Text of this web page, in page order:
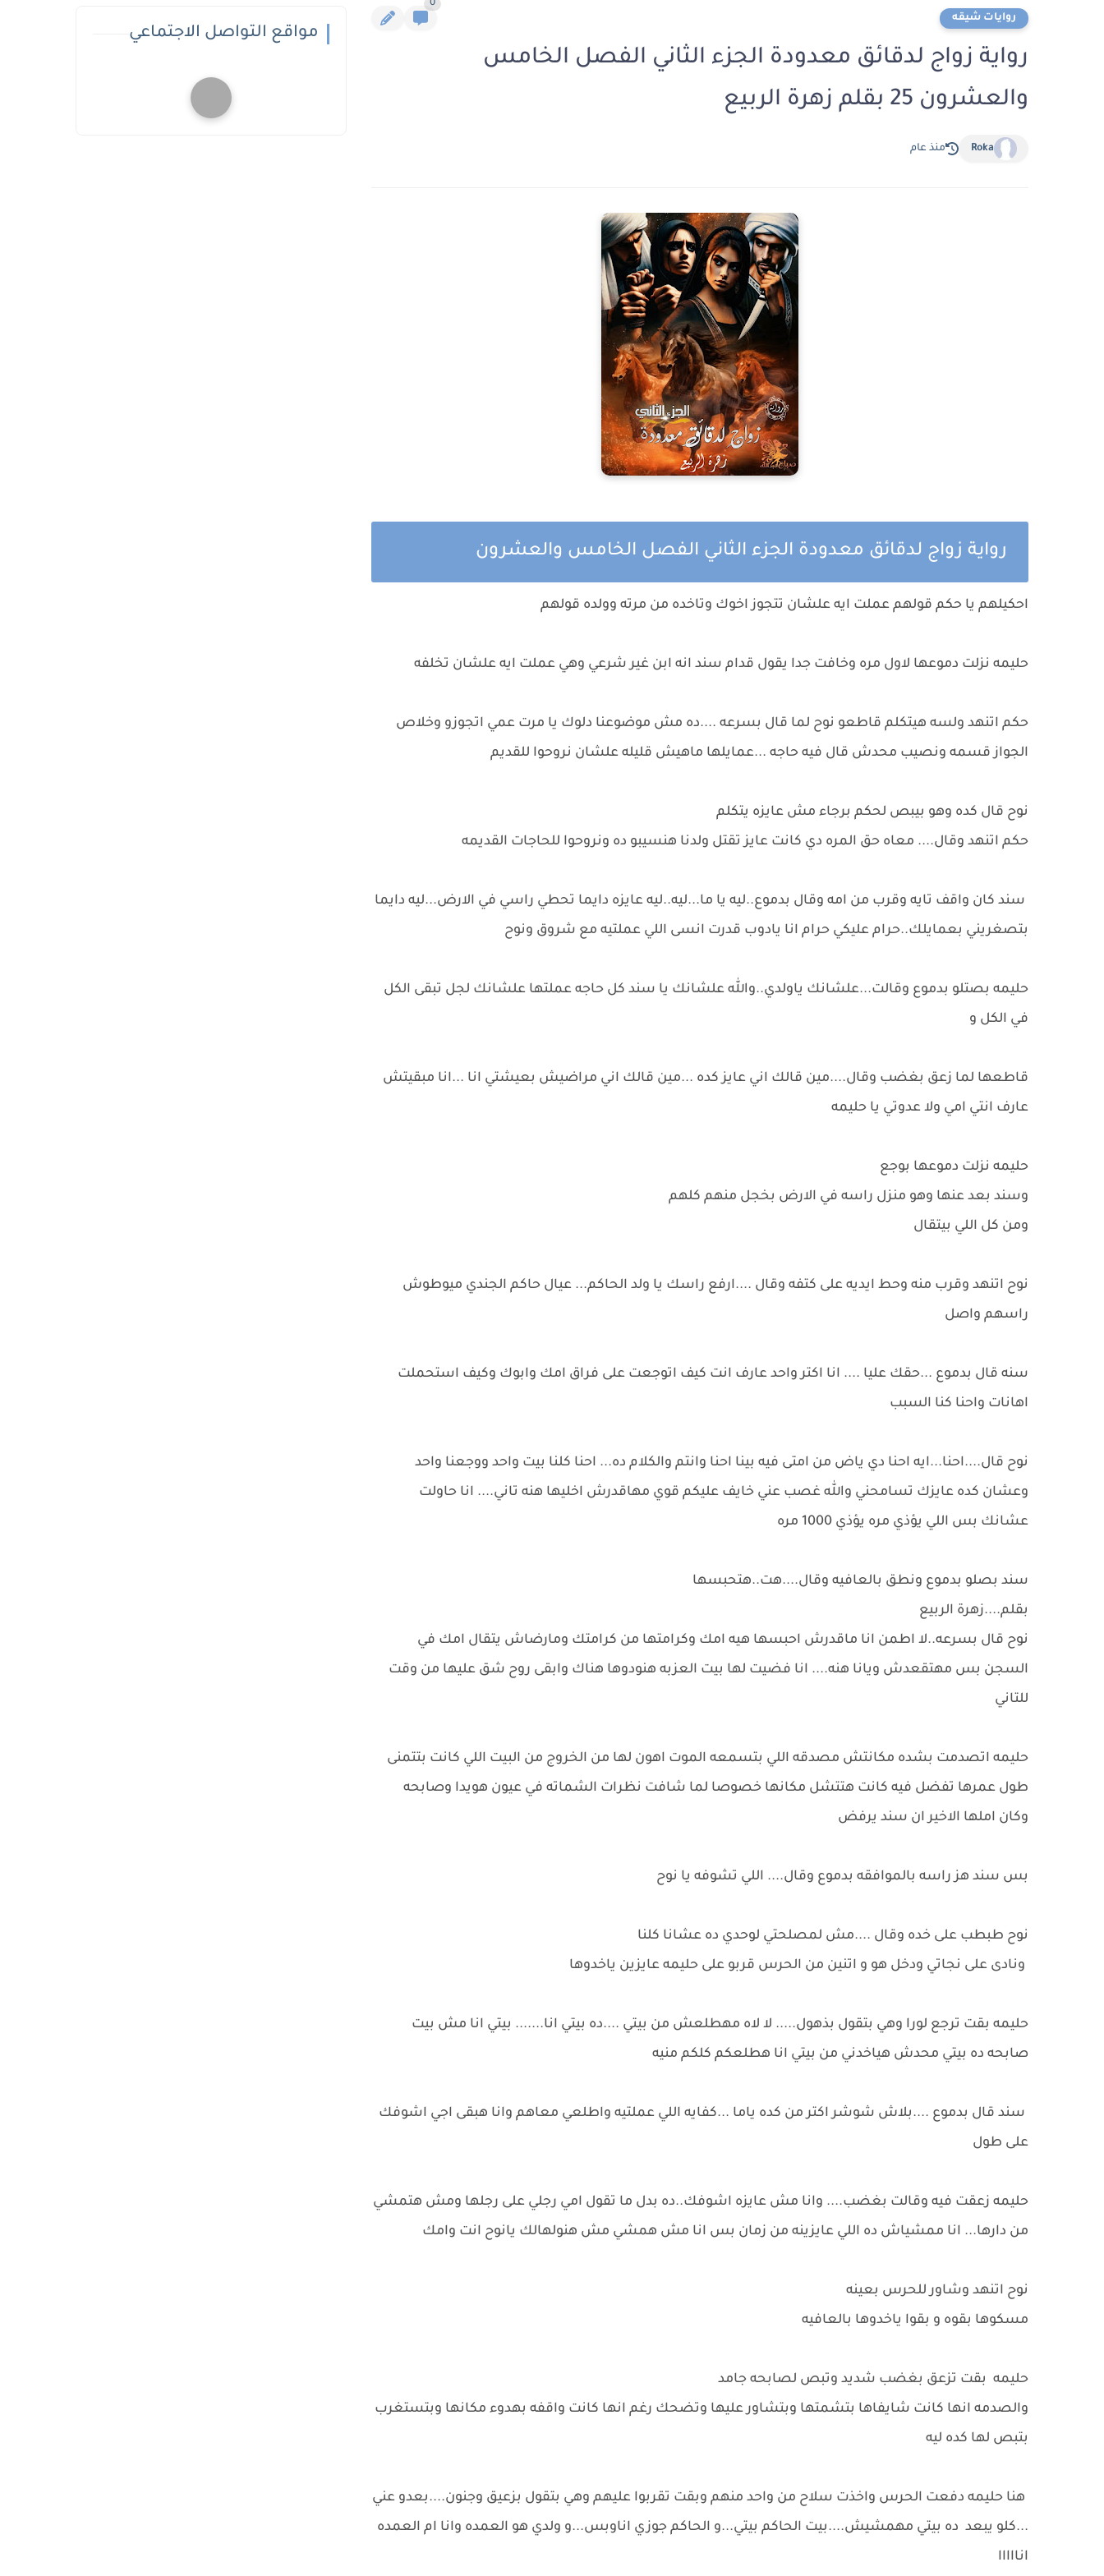
روايات شيقه
0
رواية زواج لدقائق معدودة الجزء الثاني الفصل الخامس
والعشرون 25 بقلم زهرة الربيع
Roka منذ عام
رواية زواج لدقائق معدودة الجزء الثاني الفصل الخامس والعشرون
احكيلهم يا حكم قولهم عملت ايه علشان تتجوز اخوك وتاخده من مرته وولده قولهم
حليمه نزلت دموعها لاول مره وخافت جدا يقول قدام سند انه ابن غير شرعي وهي عملت ايه علشان تخلفه
حكم اتنهد ولسه هيتكلم قاطعو نوح لما قال بسرعه ....ده مش موضوعنا دلوك يا مرت عمي اتجوزو وخلاص
الجواز قسمه ونصيب محدش قال فيه حاجه ...عمايلها ماهيش قليله علشان نروحوا للقديم
نوح قال كده وهو بيبص لحكم برجاء مش عايزه يتكلم
حكم اتنهد وقال.... معاه حق المره دي كانت عايز تقتل ولدنا هنسيبو ده ونروحوا للحاجات القديمه
سند كان واقف تايه وقرب من امه وقال بدموع..ليه يا ما...ليه..ليه عايزه دايما تحطي راسي في الارض...ليه دايما
بتصغريني بعمايلك..حرام عليكي حرام انا يادوب قدرت انسى اللي عملتيه مع شروق ونوح
حليمه بصتلو بدموع وقالت...علشانك ياولدي..والله علشانك يا سند كل حاجه عملتها علشانك لجل تبقى الكل
في الكل و
قاطعها لما زعق بغضب وقال....مين قالك اني عايز كده ...مين قالك اني مراضيش بعيشتي انا ...انا مبقيتش
عارف انتي امي ولا عدوتي يا حليمه
حليمه نزلت دموعها بوجع
وسند بعد عنها وهو منزل راسه في الارض بخجل منهم كلهم
ومن كل اللي بيتقال
نوح اتنهد وقرب منه وحط ايديه على كتفه وقال ....ارفع راسك يا ولد الحاكم... عيال حاكم الجندي ميوطوش
راسهم واصل
سنه قال بدموع ...حقك عليا .... انا اكتر واحد عارف انت كيف اتوجعت على فراق امك وابوك وكيف استحملت
اهانات واحنا كنا السبب
نوح قال....احنا...ايه احنا دي ياض من امتى فيه بينا احنا وانتم والكلام ده... احنا كلنا بيت واحد ووجعنا واحد
وعشان كده عايزك تسامحني والله غصب عني خايف عليكم قوي مهاقدرش اخليها هنه تاني.... انا حاولت
عشانك بس اللي يؤذي مره يؤذي 1000 مره
سند بصلو بدموع ونطق بالعافيه وقال....هت..هتحبسها
بقلم....زهرة الربيع
نوح قال بسرعه..لا اطمن انا ماقدرش احبسها هيه امك وكرامتها من كرامتك ومارضاش يتقال امك في
السجن بس مهتقعدش ويانا هنه.... انا فضيت لها بيت العزبه هنودوها هناك وابقى روح شق عليها من وقت
للتاني
حليمه اتصدمت بشده مكانتش مصدقه اللي بتسمعه الموت اهون لها من الخروج من البيت اللي كانت بتتمنى
طول عمرها تفضل فيه كانت هتتشل مكانها خصوصا لما شافت نظرات الشماته في عيون هويدا وصابحه
وكان املها الاخير ان سند يرفض
بس سند هز راسه بالموافقه بدموع وقال.... اللي تشوفه يا نوح
نوح طبطب على خده وقال ....مش لمصلحتي لوحدي ده عشانا كلنا
ونادى على نجاتي ودخل هو و اتنين من الحرس قربو على حليمه عايزين ياخدوها
حليمه بقت ترجع لورا وهي بتقول بذهول..... لا لاه مهطلعش من بيتي ....ده بيتي انا....... بيتي انا مش بيت
صابحه ده بيتي محدش هياخدني من بيتي انا هطلعكم كلكم منيه
سند قال بدموع ....بلاش شوشر اكتر من كده ياما ...كفايه اللي عملتيه واطلعي معاهم وانا هبقى اجي اشوفك
على طول
حليمه زعقت فيه وقالت بغضب.... وانا مش عايزه اشوفك..ده بدل ما تقول امي رجلي على رجلها ومش هتمشي
من دارها... انا ممشياش ده اللي عايزينه من زمان بس انا مش همشي مش هنولهالك يانوح انت وامك
نوح اتنهد وشاور للحرس بعينه
مسكوها بقوه و بقوا ياخدوها بالعافيه
حليمه بقت تزعق بغضب شديد وتبص لصابحه جامد
والصدمه انها كانت شايفاها بتشمتها وبتشاور عليها وتضحك رغم انها كانت واقفه بهدوء مكانها وبتستغرب
بتبص لها كده ليه
هنا حليمه دفعت الحرس واخذت سلاح من واحد منهم وبقت تقربوا عليهم وهي بتقول بزعيق وجنون....بعدو عني
...كلو يبعد ده بيتي مهمشيش....بيت الحاكم بيتي...و الحاكم جوزي اناوبس...و ولدي هو العمده وانا ام العمده
انااااا
مواقع التواصل الاجتماعي